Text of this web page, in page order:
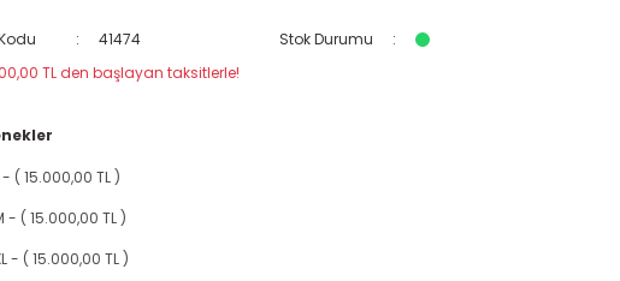
41474
Stok Durumu
TL den başlayan taksitlerle!
- ( 15.000,00 TL )
- ( 15.000,00 TL )
- ( 15.000,00 TL )